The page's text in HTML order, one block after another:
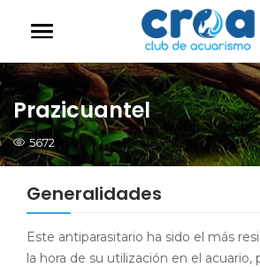
Prazicuantel
5672
Generalidades
Este antiparasitario ha sido el más
la hora de su utilización en el acuario,